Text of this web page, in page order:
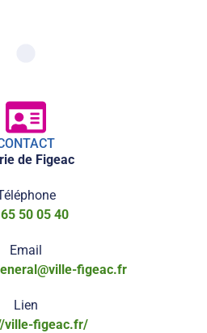
CONTACT
de Figeac
50 05 40
Email
figeac.fr
Lien
ville-figeac.fr/